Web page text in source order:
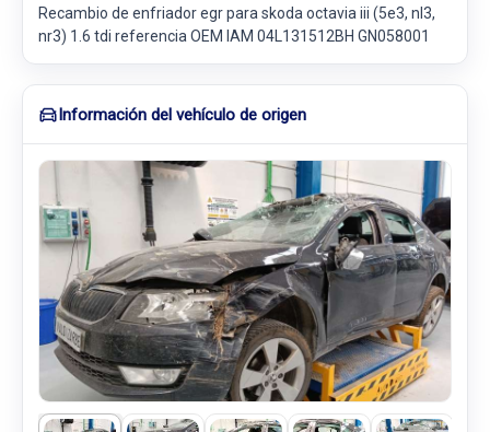
Recambio de enfriador egr para skoda octavia iii (5e3, nl3,
nr3) 1.6 tdi referencia OEM IAM 04L131512BH GN058001
Información del vehículo de origen